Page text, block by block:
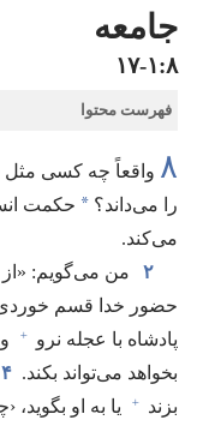
جامعه
۸‏:‏۱‏-‏۱۷
فهرست محتوا
۸ واقعاً چه کسی
را می‌داند؟‏ * حکمت
می‌کند.‏
۲
من می‌گویم:‏
حضور خدا قسم خوردی
پادشاه با عجله نرو
+
بخواهد می‌تواند بکند.‏ ۴
بزند
+
یا به او